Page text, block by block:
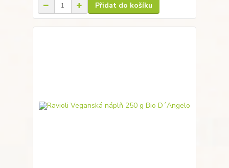
Přidat do košíku